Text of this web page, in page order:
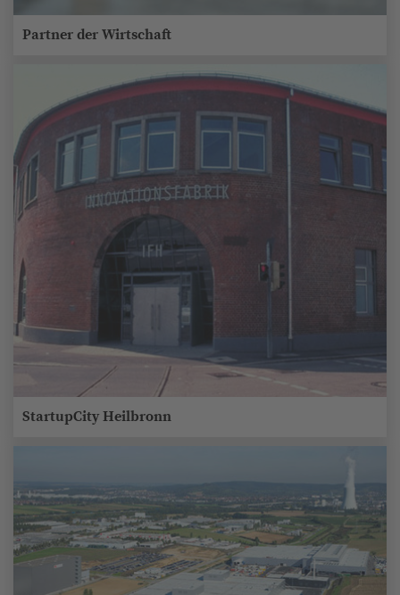
Partner der Wirtschaft
StartupCity Heilbronn